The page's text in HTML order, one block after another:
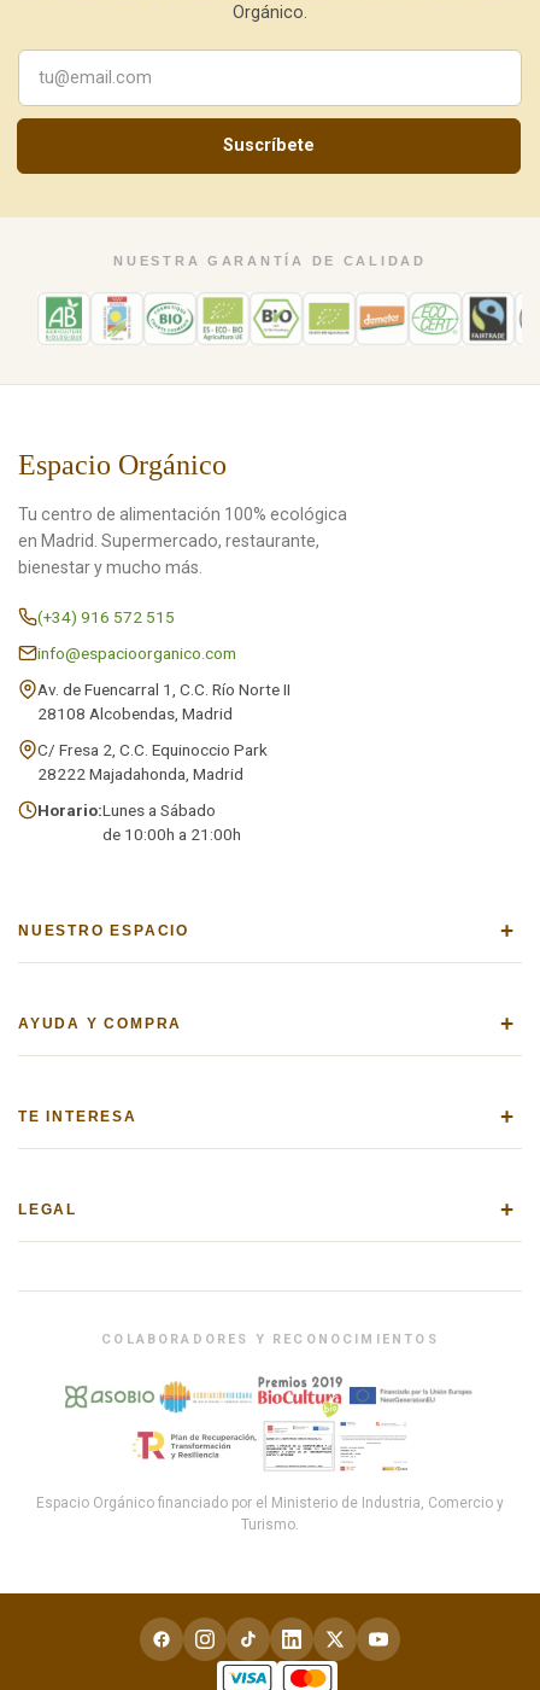
Orgánico.
Suscríbete
NUESTRA GARANTÍA DE CALIDAD
Espacio Orgánico
Tu centro de alimentación 100% ecológica
en Madrid. Supermercado, restaurante,
bienestar y mucho más.
(+34) 916 572 515
info@espacioorganico.com
Av. de Fuencarral 1, C.C. Río Norte II
28108 Alcobendas, Madrid
C/ Fresa 2, C.C. Equinoccio Park
28222 Majadahonda, Madrid
Horario:Lunes a Sábado
de 10:00h a 21:00h
NUESTRO ESPACIO +
AYUDA Y COMPRA +
TE INTERESA +
LEGAL +
COLABORADORES Y RECONOCIMIENTOS
Espacio Orgánico financiado por el Ministerio de Industria, Comercio y
Turismo.